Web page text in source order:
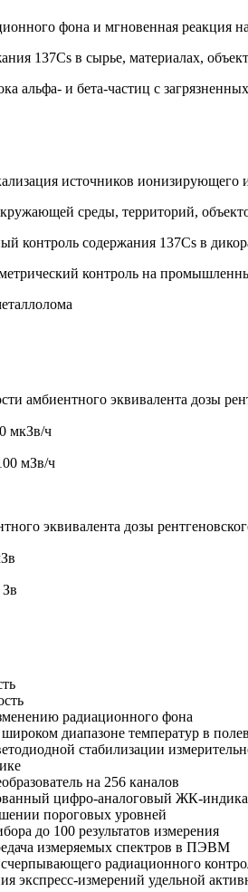
фона и мгновенная реакция
137Cs в сырье, материалах,
альфа- и бета-частиц с
источников ионизирующего
среды, территорий,
контроль содержания 137Cs в
контроль на
амбиентного эквивалента дозы
мкЗв/ч
мЗв/ч
эквивалента дозы
радиационного фона
диапазоне температур в
стабилизации
на 256 каналов
цифро-аналоговый ЖК-
пороговых уровней
до 100 результатов измерения
измеряемых спектров в ПЭВМ
радиационного
экспресс-измерений удельной